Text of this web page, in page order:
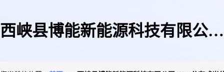
西峡县博能新能源科技有限公司